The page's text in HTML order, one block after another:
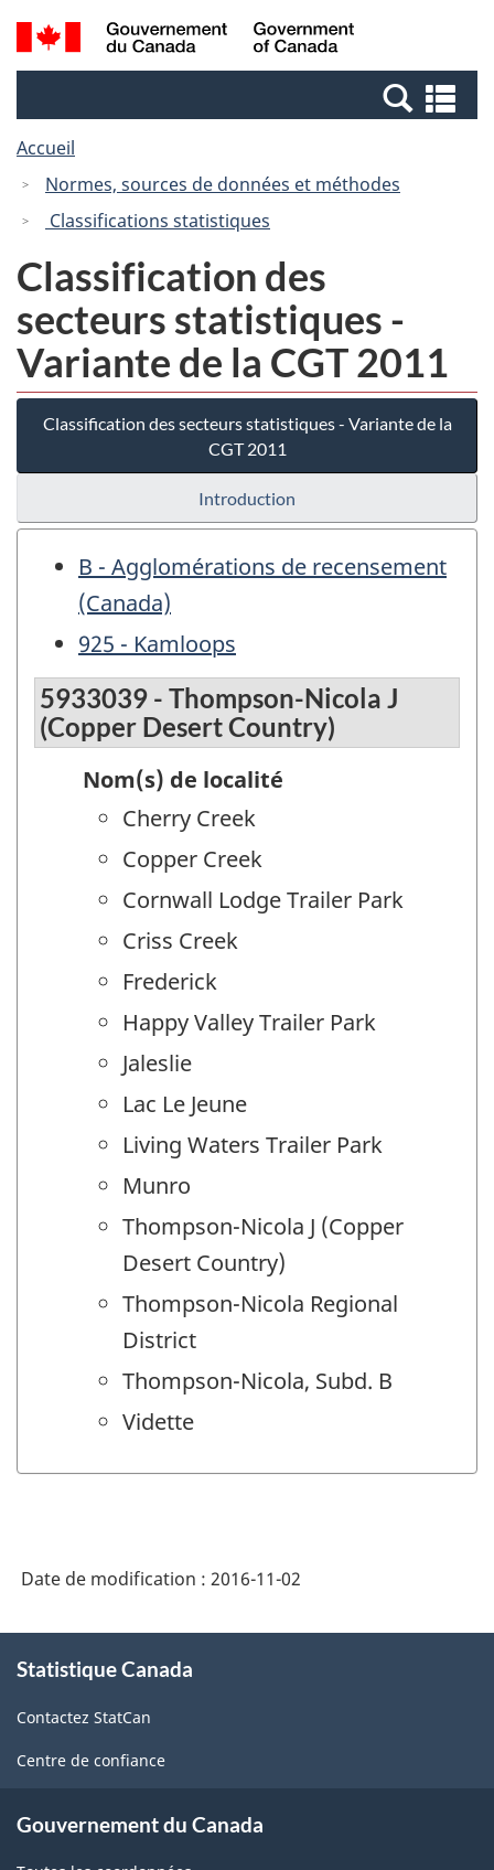
Passer
au
Passer
à
Canada
Recherche
et
et
Accueil
Normes, sources de données et méthodes
Classifications statistiques
Classification des
secteurs statistiques -
Variante de la CGT 2011
Classification des secteurs statistiques - Variante de la
CGT 2011
Introduction
B - Agglomérations de recensement
(Canada)
925 - Kamloops
5933039 - Thompson-Nicola J
(Copper Desert Country)
Nom(s) de localité
Cherry Creek
Copper Creek
Cornwall Lodge Trailer Park
Criss Creek
Frederick
Happy Valley Trailer Park
Jaleslie
Lac Le Jeune
Living Waters Trailer Park
Munro
Thompson-Nicola J (Copper
Desert Country)
Thompson-Nicola Regional
District
Thompson-Nicola, Subd. B
Vidette
Date de modification : 2016-11-02
propos
ce
site
Statistique Canada
Contactez StatCan
Centre de confiance
Gouvernement du Canada